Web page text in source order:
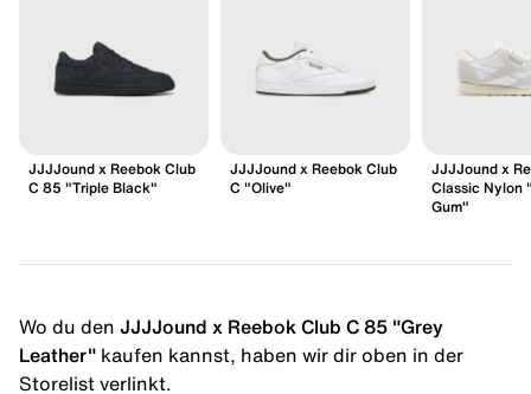
JJJJound x Reebok Club
C 85 "Triple Black"
JJJJound x Reebok Club
C "Olive"
JJJJound x
Classic Nylon
Gum"
Wo du den JJJJound x Reebok Club C 85 "Grey
Leather" kaufen kannst, haben wir dir oben in der
Storelist verlinkt.